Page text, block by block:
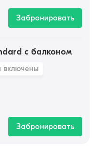
Забронировать
с балконом
включены
Забронировать